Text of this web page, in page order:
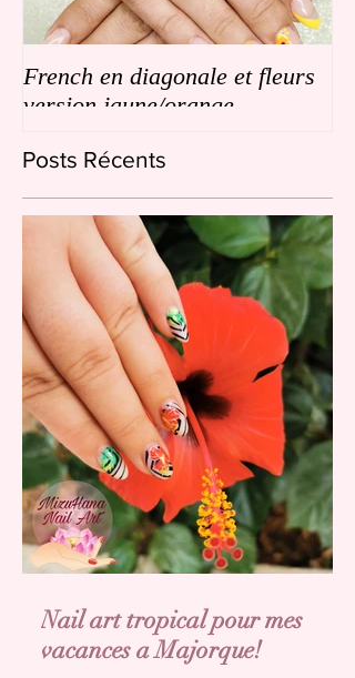
French en diagonale et fleurs
version jaune/orange
Posts Récents
Nail art tropical pour mes
vacances a Majorque!